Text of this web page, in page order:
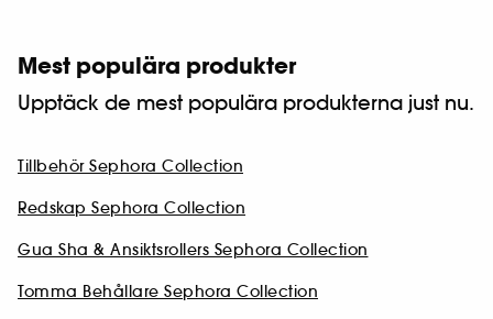
Mest populära produkter
Upptäck de mest populära produkterna just nu.
Tillbehör Sephora Collection
Redskap Sephora Collection
Gua Sha & Ansiktsrollers Sephora Collection
Tomma Behållare Sephora Collection